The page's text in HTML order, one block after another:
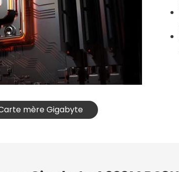
mère Gigabyte